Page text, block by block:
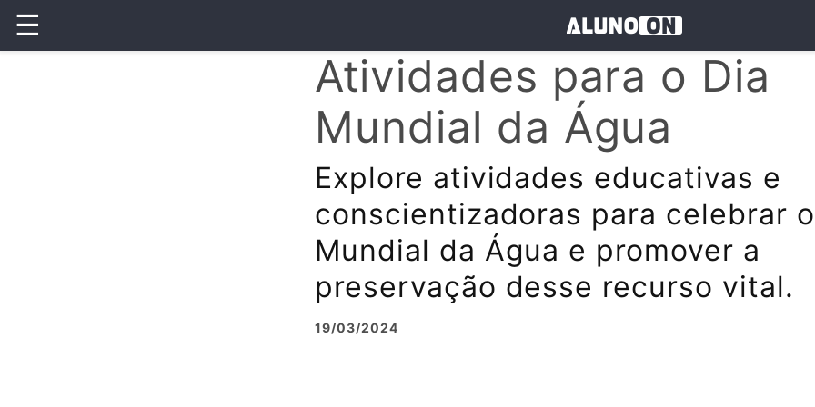
☰
Atividades para o Dia
Mundial da Água
Explore atividades educativas e
conscientizadoras para celebrar
Mundial da Água e promover a
preservação desse recurso vital.
19/03/2024